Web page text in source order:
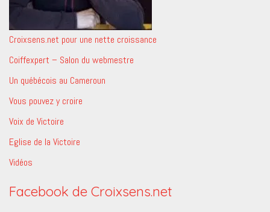
Croixsens.net pour une nette croissance
Coiffexpert – Salon du webmestre
Un québécois au Cameroun
Vous pouvez y croire
Voix de Victoire
Eglise de la Victoire
Vidéos
Facebook de Croixsens.net